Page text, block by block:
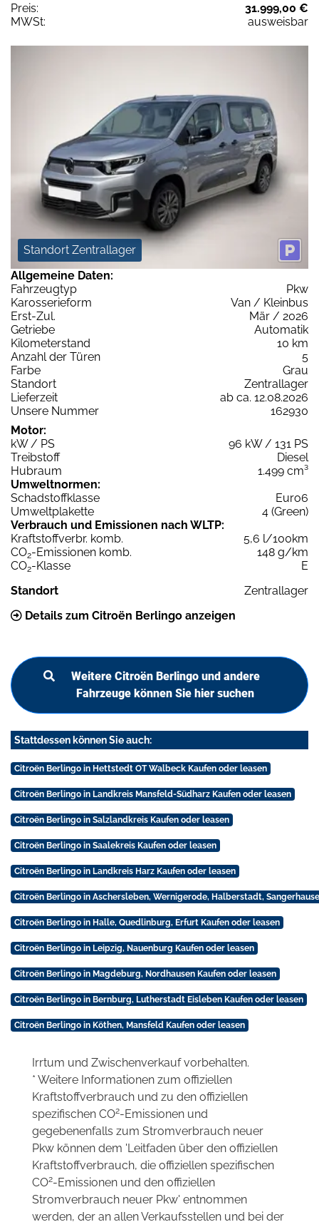
Preis:
31.999,00 €
MWSt:
ausweisbar
Standort Zentrallager
Allgemeine Daten:
Fahrzeugtyp
Pkw
Karosserieform
Van / Kleinbus
Erst-Zul.
Mär / 2026
Getriebe
Automatik
Kilometerstand
10 km
Anzahl der Türen
5
Farbe
Grau
Standort
Zentrallager
Lieferzeit
ab ca. 12.08.2026
Unsere Nummer
162930
Motor:
kW / PS
96 kW / 131 PS
Treibstoff
Diesel
Hubraum
1.499 cm³
Umweltnormen:
Schadstoffklasse
Euro6
Umweltplakette
4 (Green)
Verbrauch und Emissionen nach WLTP:
Kraftstoffverbr. komb.
5,6 l/100km
CO2-Emissionen komb.
148 g/km
CO2-Klasse
E
Standort
Zentrallager
Details zum Citroën Berlingo anzeigen
Weitere Citroën Berlingo und andere
Fahrzeuge können Sie hier suchen
Stattdessen können Sie auch:
Citroën Berlingo in Hettstedt OT Walbeck Kaufen oder leasen
Citroën Berlingo in Landkreis Mansfeld-Südharz Kaufen oder leasen
Citroën Berlingo in Salzlandkreis Kaufen oder leasen
Citroën Berlingo in Saalekreis Kaufen oder leasen
Citroën Berlingo in Landkreis Harz Kaufen oder leasen
Citroën Berlingo in Aschersleben, Wernigerode, Halberstadt,
Citroën Berlingo in Halle, Quedlinburg, Erfurt Kaufen oder leasen
Citroën Berlingo in Leipzig, Nauenburg Kaufen oder leasen
Citroën Berlingo in Magdeburg, Nordhausen Kaufen oder leasen
Citroën Berlingo in Bernburg, Lutherstadt Eisleben Kaufen oder leasen
Citroën Berlingo in Köthen, Mansfeld Kaufen oder leasen
Irrtum und Zwischenverkauf vorbehalten.
* Weitere Informationen zum offiziellen
Kraftstoffverbrauch und zu den offiziellen
spezifischen CO2-Emissionen und
gegebenenfalls zum Stromverbrauch neuer
Pkw können dem 'Leitfaden über den offiziellen
Kraftstoffverbrauch, die offiziellen spezifischen
CO2-Emissionen und den offiziellen
Stromverbrauch neuer Pkw' entnommen
werden, der an allen Verkaufsstellen und bei der